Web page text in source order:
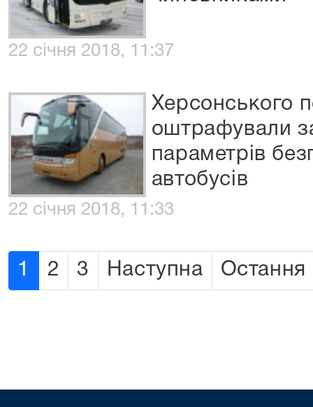
22 січня 2018, 11:37
Херсонського
оштрафували
параметрів
автобусів
22 січня 2018, 11:33
1 2 3 Наступна Остання